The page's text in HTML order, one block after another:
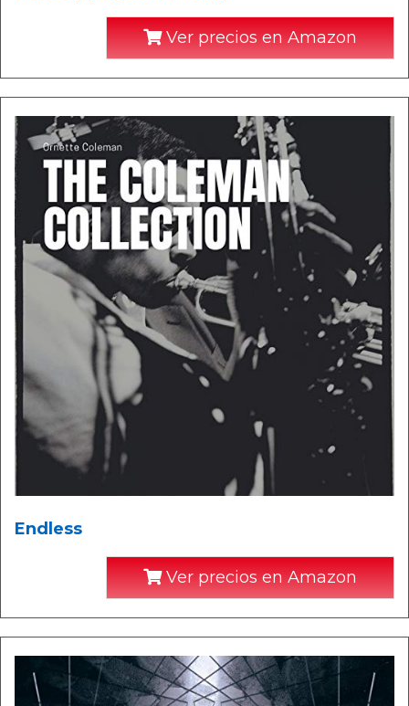
Ver precios en Amazon
Endless
Ver precios en Amazon